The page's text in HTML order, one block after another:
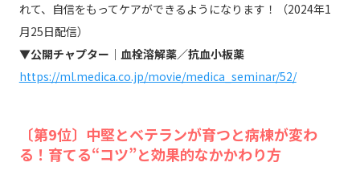
れて、自信をもってケアができるようになります！（2024年1
月25日配信）
▼公開チャプター｜血栓溶解薬／抗血小板薬
https://ml.medica.co.jp/movie/medica_seminar/52/
〔第9位〕中堅とベテランが育つと病棟が変わ
る！育てる“コツ”と効果的なかかわり方